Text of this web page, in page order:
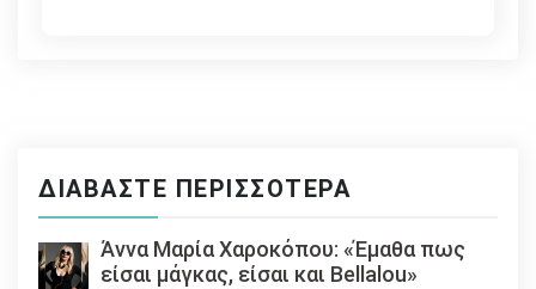
ΔΙΑΒΆΣΤΕ ΠΕΡΙΣΣΌΤΕΡΑ
Άννα Μαρία Χαροκόπου: «Έμαθα πως
είσαι μάγκας, είσαι και Bellalou»